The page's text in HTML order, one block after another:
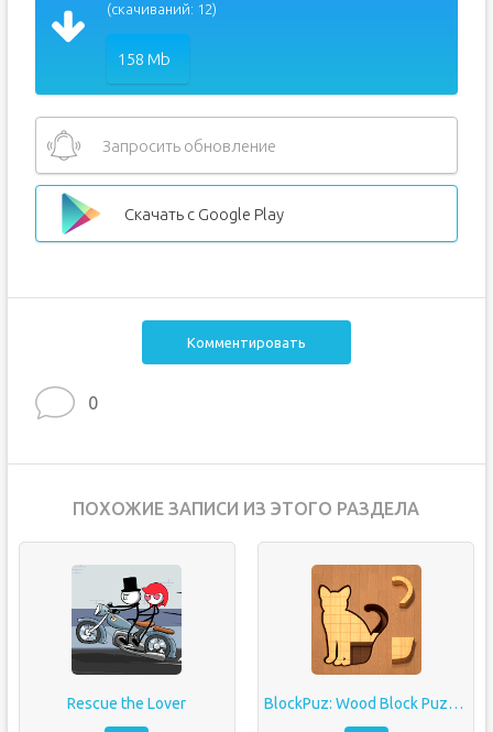
(скачиваний: 12)
158 Mb
Запросить обновление
Скачать с Google Play
Комментировать
0
ПОХОЖИЕ ЗАПИСИ ИЗ ЭТОГО РАЗДЕЛА
Rescue the Lover BlockPuz: Wood Block Puzzle